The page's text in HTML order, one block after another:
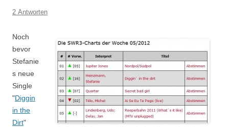
2 Antworten
Noch
bevor
Stefanie
s neue
Single
"Diggin
in the
Dirt"